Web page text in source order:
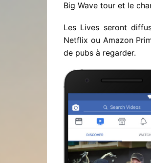
Big Wave tour et le
Les Lives seront
Netflix ou Amazon
de pubs à regarder.